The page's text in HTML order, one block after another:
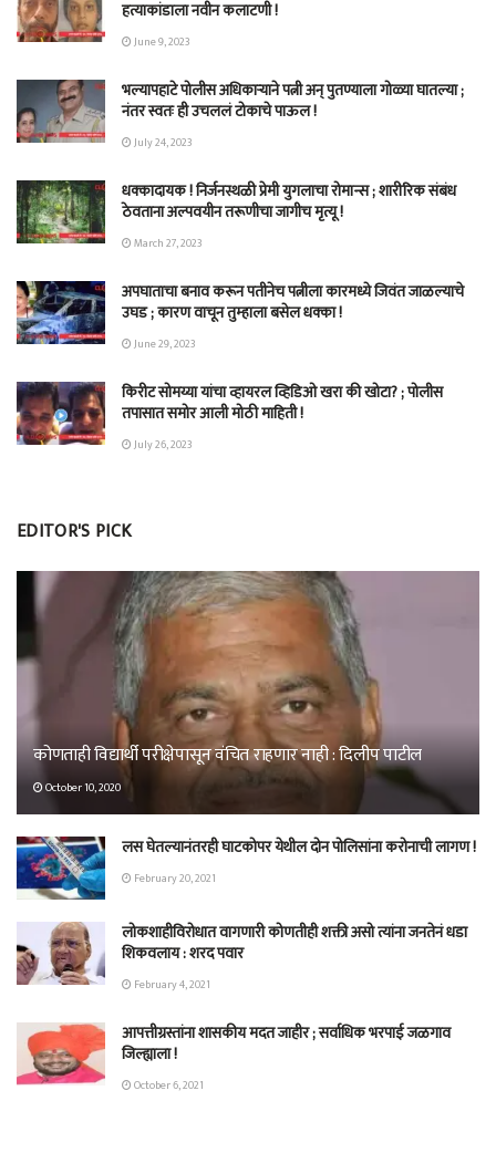
हत्याकांडाला नवीन कलाटणी !
June 9, 2023
भल्यापहाटे पोलीस अधिकाऱ्याने पत्नी अन् पुतण्याला गोळ्या घातल्या ;
नंतर स्वतः ही उचललं टोकाचे पाऊल !
July 24, 2023
धक्कादायक ! निर्जनस्थळी प्रेमी युगलाचा रोमान्स ; शारीरिक संबंध
ठेवताना अल्पवयीन तरूणीचा जागीच मृत्यू !
March 27, 2023
अपघाताचा बनाव करून पतीनेच‎ पत्नीला कारमध्ये जिवंत जाळल्याचे
उघड ; कारण वाचून तुम्हाला बसेल धक्का !
June 29, 2023
किरीट सोमय्या यांचा व्हायरल व्हिडिओ खरा की खोटा? ; पोलीस
तपासात समोर आली मोठी माहिती !
July 26, 2023
EDITOR'S PICK
कोणताही विद्यार्थी परीक्षेपासून वंचित राहणार नाही : दिलीप पाटील
October 10, 2020
लस घेतल्यानंतरही घाटकोपर येथील दोन पोलिसांना करोनाची लागण !
February 20, 2021
लोकशाहीविरोधात वागणारी कोणतीही शक्ती असो त्यांना जनतेनं धडा
शिकवलाय : शरद पवार
February 4, 2021
आपत्तीग्रस्तांना शासकीय मदत जाहीर ; सर्वाधिक भरपाई जळगाव
जिल्ह्याला !
October 6, 2021